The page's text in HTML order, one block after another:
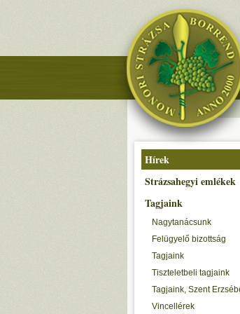
Hírek
Strázsahegyi emlékek
Tagjaink
Nagytanácsunk
Felügyelő bizottság
Tagjaink
Tiszteletbeli tagjaink
Tagjaink, Szent
Vincellérek